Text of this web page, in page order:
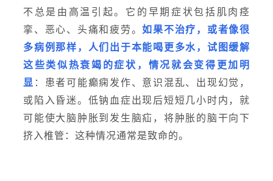
不总是由高温引起。它的早期症状包括肌肉痉
挛、恶心、头痛和疲劳。如果不治疗，或者像很
多病例那样，人们出于本能喝更多水，试图缓解
这些类似热衰竭的症状，情况就会变得更加明
显 ：患者可能癫痫发作、意识混乱、出现幻觉，
或陷入昏迷。低钠血症出现后短短几小时内，就
可能使大脑肿胀到发生脑疝，将肿胀的脑干向下
挤入椎管：这种情况通常是致命的。